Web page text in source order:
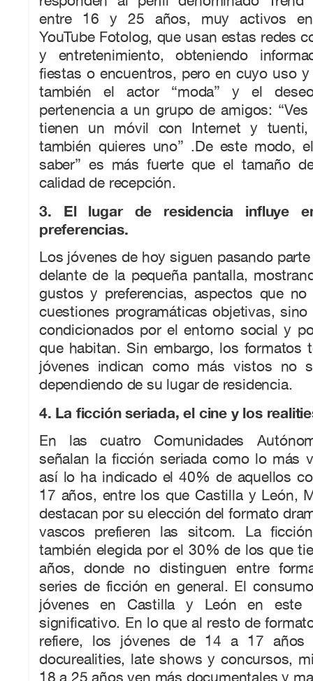
entre 16 y 25 años, muy activos en
YouTube Fotolog, que usan estas redes
y entretenimiento, obteniendo
fiestas o encuentros, pero en cuyo uso
también el actor “moda” y el
pertenencia a un grupo de amigos:
tienen un móvil con Internet y
también quieres uno” .De este modo,
saber” es más fuerte que el tamaño
calidad de recepción.
3. El lugar de residencia influye
preferencias.
Los jóvenes de hoy siguen pasando
delante de la pequeña pantalla,
gustos y preferencias, aspectos que
cuestiones programáticas objetivas,
condicionados por el entorno social y
que habitan. Sin embargo, los formatos
jóvenes indican como más vistos no
dependiendo de su lugar de residencia.
4. La ficción seriada, el cine y los
En las cuatro Comunidades
señalan la ficción seriada como lo más
así lo ha indicado el 40% de aquellos
17 años, entre los que Castilla y León,
destacan por su elección del formato
vascos prefieren las sitcom. La
también elegida por el 30% de los que
años, donde no distinguen entre
series de ficción en general. El
jóvenes en Castilla y León en
significativo. En lo que al resto de
refiere, los jóvenes de 14 a 17 años
docurealities, late shows y concursos,
18 a 25 años ven más documentales y